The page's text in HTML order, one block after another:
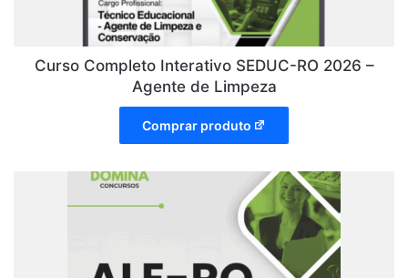
Curso Completo Interativo SEDUC-RO 2026 –
Agente de Limpeza
Comprar produto